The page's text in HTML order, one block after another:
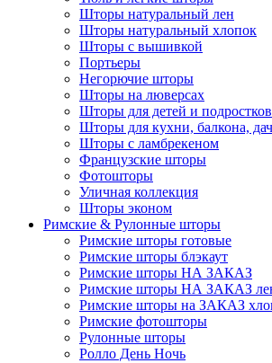
Шторы натуральный лен
Шторы натуральный хлопок
Шторы с вышивкой
Портьеры
Негорючие шторы
Шторы на люверсах
Шторы для детей и подростков
Шторы для кухни, балкона,
Шторы с ламбрекеном
Французские шторы
Фотошторы
Уличная коллекция
Шторы эконом
Римские & Рулонные шторы
Римские шторы готовые
Римские шторы блэкаут
Римские шторы НА ЗАКАЗ
Римские шторы НА ЗАКАЗ
Римские шторы на ЗАКАЗ
Римские фотошторы
Рулонные шторы
Ролло День Ночь